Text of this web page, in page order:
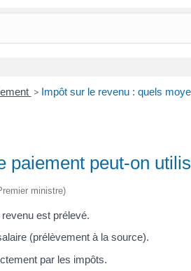
> Impôt sur le revenu : quels
paiement peut-on
ministre)
est prélevé.
(prélèvement à la source).
par les impôts.